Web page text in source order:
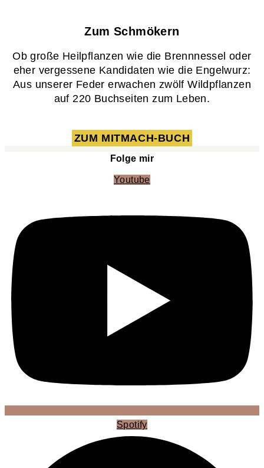
Zum Schmökern
Ob große Heilpflanzen wie die Brennnessel oder
eher vergessene Kandidaten wie die Engelwurz:
Aus unserer Feder erwachen zwölf Wildpflanzen
auf 220 Buchseiten zum Leben.
ZUM MITMACH-BUCH
Folge mir
Youtube
Spotify